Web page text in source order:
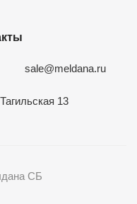
sale@meldana.ru
13
СБ